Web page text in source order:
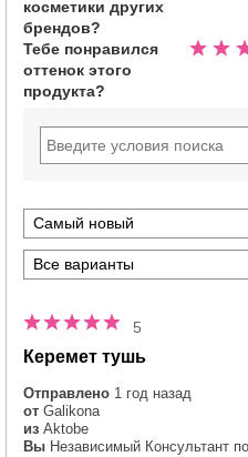
косметики других
брендов?
Тебе понравился
оттенок этого
продукта?
5
звезд
5
Керемет тушь
Отправлено 1 год назад
от Galikona
из Aktobe
Вы Независимый Консультант